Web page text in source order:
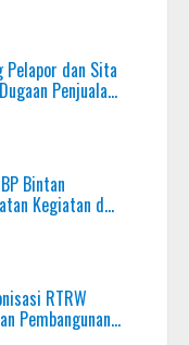
Pelapor dan Sita
Penjualan
Bintan
Kegiatan dan
RTRW
Pembangunan